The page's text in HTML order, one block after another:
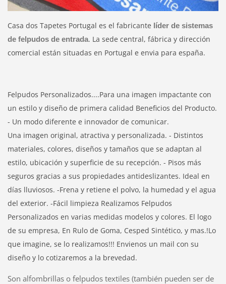
Casa dos Tapetes Portugal es el fabricante líder de sistemas
de felpudos de entrada. La sede central, fábrica y dirección
comercial están situadas en Portugal e envia para españa.
Felpudos Personalizados....Para una imagen impactante con
un estilo y diseño de primera calidad Beneficios del Producto.
- Un modo diferente e innovador de comunicar.
Una imagen original, atractiva y personalizada. - Distintos
materiales, colores, diseños y tamaños que se adaptan al
estilo, ubicación y superficie de su recepción. - Pisos más
seguros gracias a sus propiedades antideslizantes. Ideal en
días lluviosos. -Frena y retiene el polvo, la humedad y el agua
del exterior. -Fácil limpieza Realizamos Felpudos
Personalizados en varias medidas modelos y colores. El logo
de su empresa, En Rulo de Goma, Cesped Sintético, y mas.!Lo
que imagine, se lo realizamos!!! Envienos un mail con su
diseño y lo cotizaremos a la brevedad.
Son alfombrillas o felpudos textiles (también pueden ser de